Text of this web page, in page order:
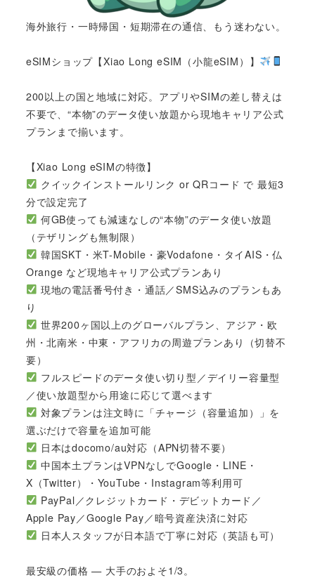
海外旅行・一時帰国・短期滞在の通信、もう迷わない。
eSIMショップ【Xiao Long eSIM（小龍eSIM）】
200以上の国と地域に対応。アプリやSIMの差し替えは
不要で、“本物”のデータ使い放題から現地キャリア公式
プランまで揃います。
【Xiao Long eSIMの特徴】
クイックインストールリンク or QRコード で 最短3
分で設定完了
何GB使っても減速なしの“本物”のデータ使い放題
（テザリングも無制限）
韓国SKT・米T-Mobile・豪Vodafone・タイAIS・仏
Orange など現地キャリア公式プランあり
現地の電話番号付き・通話／SMS込みのプランもあ
り
世界200ヶ国以上のグローバルプラン、アジア・欧
州・北南米・中東・アフリカの周遊プランあり（切替不
要）
フルスピードのデータ使い切り型／デイリー容量型
／使い放題型から用途に応じて選べます
対象プランは注文時に「チャージ（容量追加）」を
選ぶだけで容量を追加可能
日本はdocomo/au対応（APN切替不要）
中国本土プランはVPNなしでGoogle・LINE・
X（Twitter）・YouTube・Instagram等利用可
PayPal／クレジットカード・デビットカード／
Apple Pay／Google Pay／暗号資産決済に対応
日本人スタッフが日本語で丁寧に対応（英語も可）
最安級の価格 — 大手のおよそ1/3。